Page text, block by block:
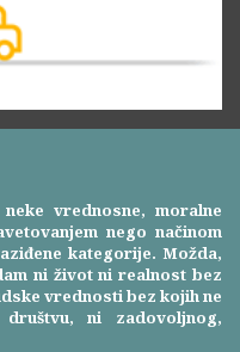
vrednosne, moralne
nego načinom
kategorije. Možda,
ni život ni realnost bez
vrednosti bez kojih ne
ni zadovoljnog,